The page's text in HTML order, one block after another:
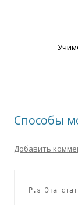
Способы
Добавить
P.s Эта